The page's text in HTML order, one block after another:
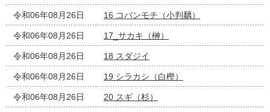
令和06年08月26日 16 コバンモチ（小判黐）
令和06年08月26日 17_サカキ（榊）
令和06年08月26日 18 スダジイ
令和06年08月26日 19 シラカシ（白樫）
令和06年08月26日 20 スギ（杉）